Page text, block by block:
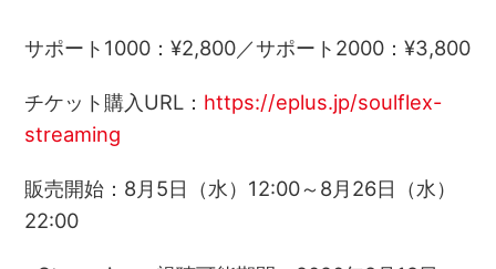
サポート1000：¥2,800／サポート2000：¥3,800
チケット購入URL： https://eplus.jp/soulflex-
streaming
販売開始：8月5日（水）12:00～8月26日（水）
22:00